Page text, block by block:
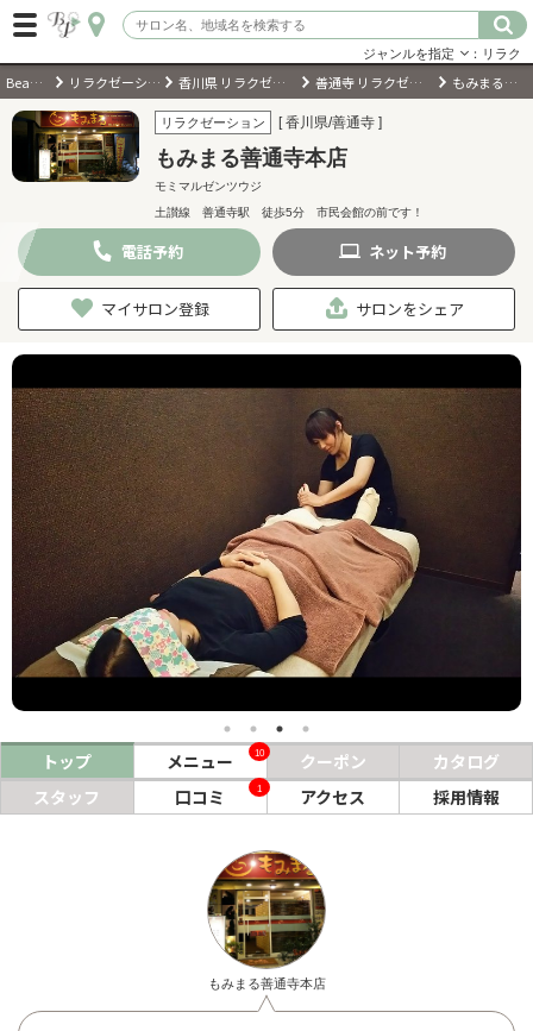
ログイン
会員登録 （無料）
キーワード検索
ジャンルを選択
キーワードで検索
近くのサロンを探す
現在地から探す
ヘアサロン
ネイルサロン
リラクゼーションサロン
美容クリニック
ジャンルを指定 ：リラク
BeautyPark リラクゼーションサロン 香川県 リラクゼーションサロン 善通寺 リラクゼーションサロン もみまる善通寺本店
リラクゼーション [ 香川県/善通寺 ]
もみまる善通寺本店
モミマルゼンツウジ
土讃線 善通寺駅 徒歩5分 市民会館の前です！
電話予約 ネット予約
マイサロン登録 サロンをシェア
トップ メニュー 10 クーポン
カタログ
スタッフ
口コミ 1 アクセス 採用情報
もみまる善通寺本店